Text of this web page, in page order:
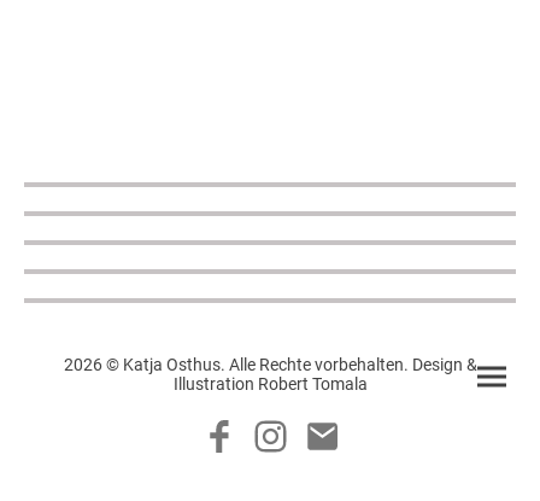
2026 © Katja Osthus. Alle Rechte vorbehalten. Design &
Illustration Robert Tomala